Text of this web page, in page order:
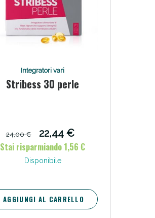
Integratori vari
Stribess 30 perle
24,00 €
22,44 €
Stai risparmiando 1,56 €
Disponibile
AGGIUNGI AL CARRELLO